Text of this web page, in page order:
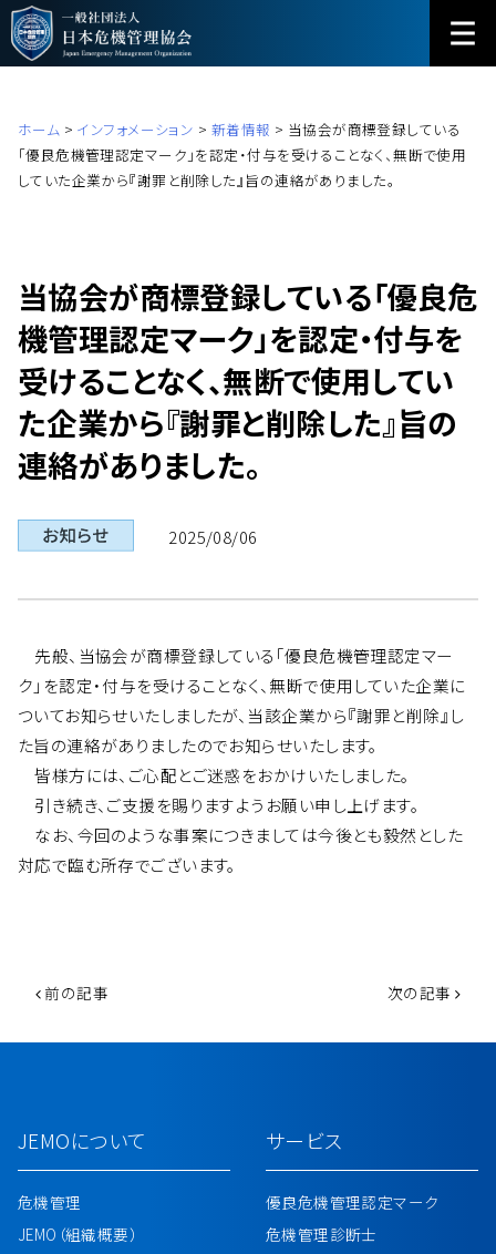
ホーム > インフォメーション > 新着情報 > 当協会が商標登録している
「優良危機管理認定マーク」を認定・付与を受けることなく、無断で使用
していた企業から『謝罪と削除した』旨の連絡がありました。
当協会が商標登録している「優良危
機管理認定マーク」を認定・付与を
受けることなく、無断で使用してい
た企業から『謝罪と削除した』旨の
連絡がありました。
2025/08/06
先般、当協会が商標登録している「優良危機管理認定マー
ク」を認定・付与を受けることなく、無断で使用していた企業に
ついてお知らせいたしましたが、当該企業から『謝罪と削除』し
た旨の連絡がありましたのでお知らせいたします。
皆様方には、ご心配とご迷惑をおかけいたしました。
引き続き、ご支援を賜りますようお願い申し上げます。
なお、今回のような事案につきましては今後とも毅然とした
対応で臨む所存でございます。
投稿ナビゲーション
前の記事 次の記事
JEMOについて
危機管理
JEMO（組織概要）
サービス
優良危機管理認定マーク
危機管理診断士